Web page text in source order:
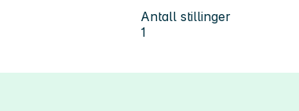
Antall stillinger
1